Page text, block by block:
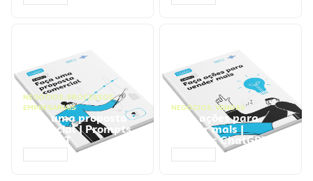
NEGÓCIOS, PROCESSOS
EMPRESARIAIS
Faça uma proposta
comercial | Prompts
ChatGPT
NEGÓCIOS, VENDAS
Faça ações para
vender mais |
Prompts ChatGPT